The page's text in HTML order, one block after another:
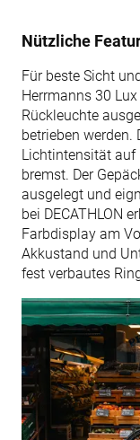
Nützliche
Für beste Sicht
Herrmanns 30
Rückleuchte
betrieben werden.
Lichtintensität auf
bremst. Der
ausgelegt und
bei DECATHLON
Farbdisplay am
Akkustand und
fest verbautes